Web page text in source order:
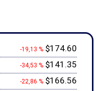
-19,13 % $174.60
-34,53 % $141.35
-22,86 % $166.56